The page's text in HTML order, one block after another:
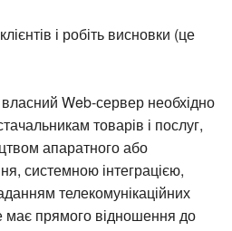
і робіть висновки (це
Web-сервер необхідно
товарів і послуг,
апаратного або
системною інтеграцією,
телекомунікаційних
прямого відношення до